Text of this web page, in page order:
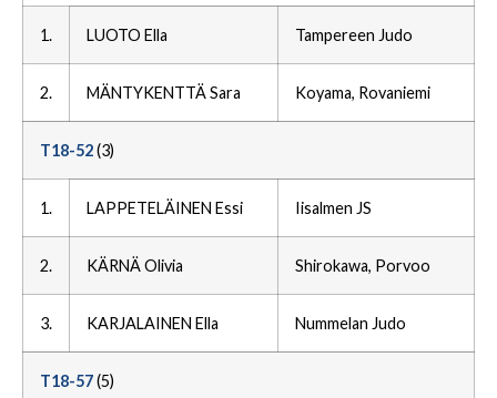
1. LUOTO Ella Tampereen Judo
2. MÄNTYKENTTÄ Sara Koyama, Rovaniemi
T18-52(3)
1. LAPPETELÄINEN Essi Iisalmen JS
2. KÄRNÄ Olivia Shirokawa, Porvoo
3. KARJALAINEN Ella Nummelan Judo
T18-57(5)